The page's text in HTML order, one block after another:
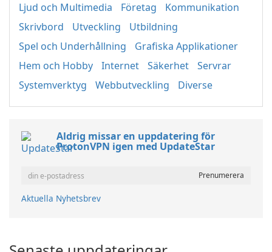
Ljud och Multimedia Företag
Kommunikation
Skrivbord
Utveckling
Utbildning
Spel och Underhållning
Grafiska Applikationer
Hem och Hobby
Internet Säkerhet
Servrar
Systemverktyg
Webbutveckling Diverse
Aldrig missar en uppdatering för
ProtonVPN igen med UpdateStar
Aktuella Nyhetsbrev